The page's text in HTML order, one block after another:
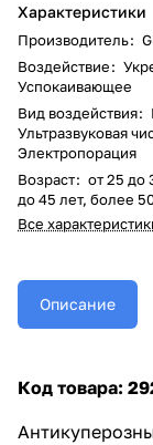
Характеристики
Производитель:
Воздействие:
Успокаивающее
Вид воздействия:
Ультразвуковая
Электропорация
Возраст: от 25 до
до 45 лет, более
Все
Описание
Код товара: